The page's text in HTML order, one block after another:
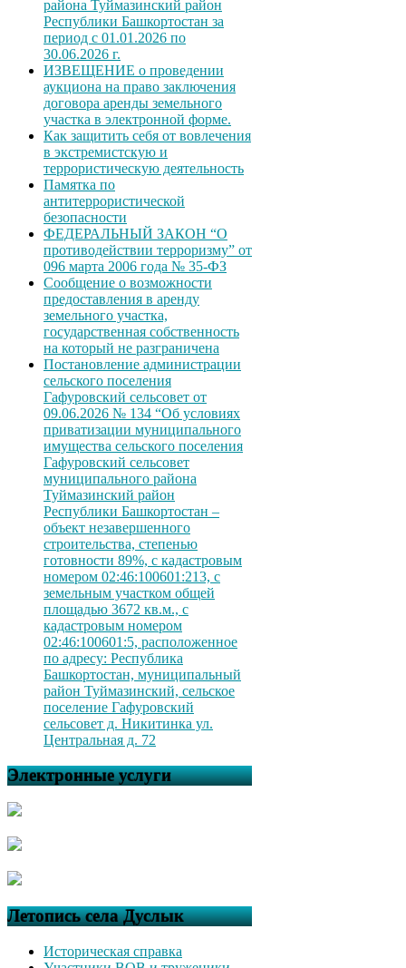
района Туймазинский район
Республики Башкортостан за
период с 01.01.2026 по
30.06.2026 г.
ИЗВЕЩЕНИЕ о проведении
аукциона на право заключения
договора аренды земельного
участка в электронной форме.
Как защитить себя от вовлечения
в экстремистскую и
террористическую деятельность
Памятка по
антитеррористической
безопасности
ФЕДЕРАЛЬНЫЙ ЗАКОН “О
противодействии терроризму” от
096 марта 2006 года № 35-ФЗ
Сообщение о возможности
предоставления в аренду
земельного участка,
государственная собственность
на который не разграничена
Постановление администрации
сельского поселения
Гафуровский сельсовет от
09.06.2026 № 134 “Об условиях
приватизации муниципального
имущества сельского поселения
Гафуровский сельсовет
муниципального района
Туймазинский район
Республики Башкортостан –
объект незавершенного
строительства, степенью
готовности 89%, с кадастровым
номером 02:46:100601:213, с
земельным участком общей
площадью 3672 кв.м., с
кадастровым номером
02:46:100601:5, расположенное
по адресу: Республика
Башкортостан, муниципальный
район Туймазинский, сельское
поселение Гафуровский
сельсовет д. Никитинка ул.
Центральная д. 72
Электронные услуги
Летопись села Дуслык
Историческая справка